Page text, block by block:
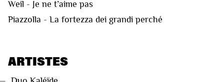
Weil - Je ne t’aime pas
Piazzolla - La fortezza dei grandi perché
ARTISTES